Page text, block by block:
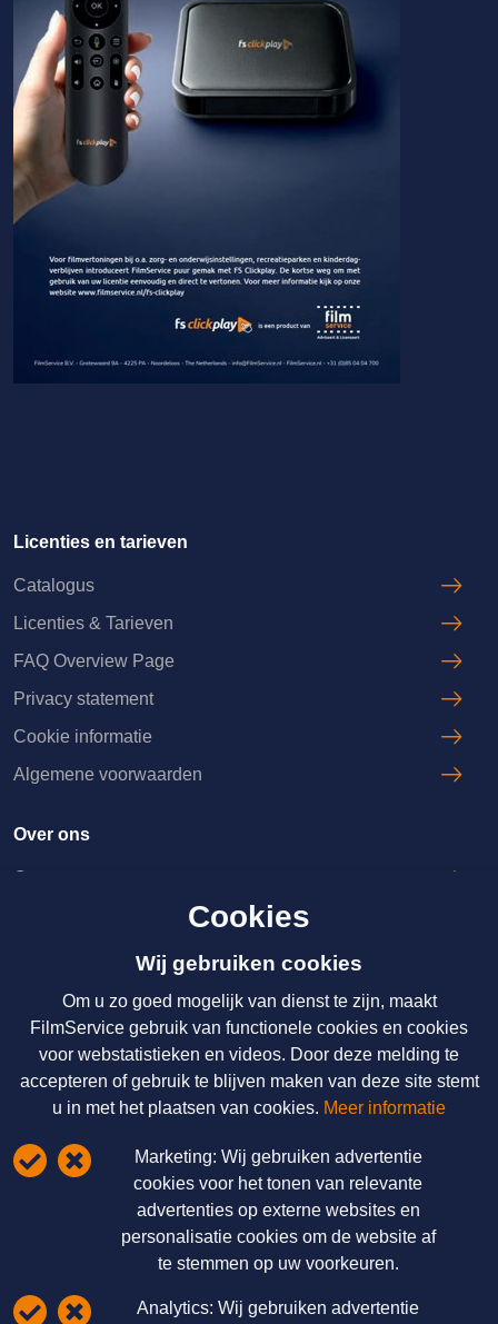
Licenties en tarieven
Catalogus
Licenties & Tarieven
FAQ Overview Page
Privacy statement
Cookie informatie
Algemene voorwaarden
Over ons
Over ons
Nieuws
Over ons
Licenties & Tarieven
Schrijf u hier in voor onze nieuwsbrief
FilmService B.V.
4225 PA Noordeloos
Cookies
Wij gebruiken cookies
Om u zo goed mogelijk van dienst te zijn, maakt
FilmService gebruik van functionele cookies en cookies
voor webstatistieken en videos. Door deze melding te
accepteren of gebruik te blijven maken van deze site stemt
u in met het plaatsen van cookies. Meer informatie
Marketing: Wij gebruiken advertentie
cookies voor het tonen van relevante
advertenties op externe websites en
personalisatie cookies om de website af
te stemmen op uw voorkeuren.
Analytics:Wij gebruiken advertentie